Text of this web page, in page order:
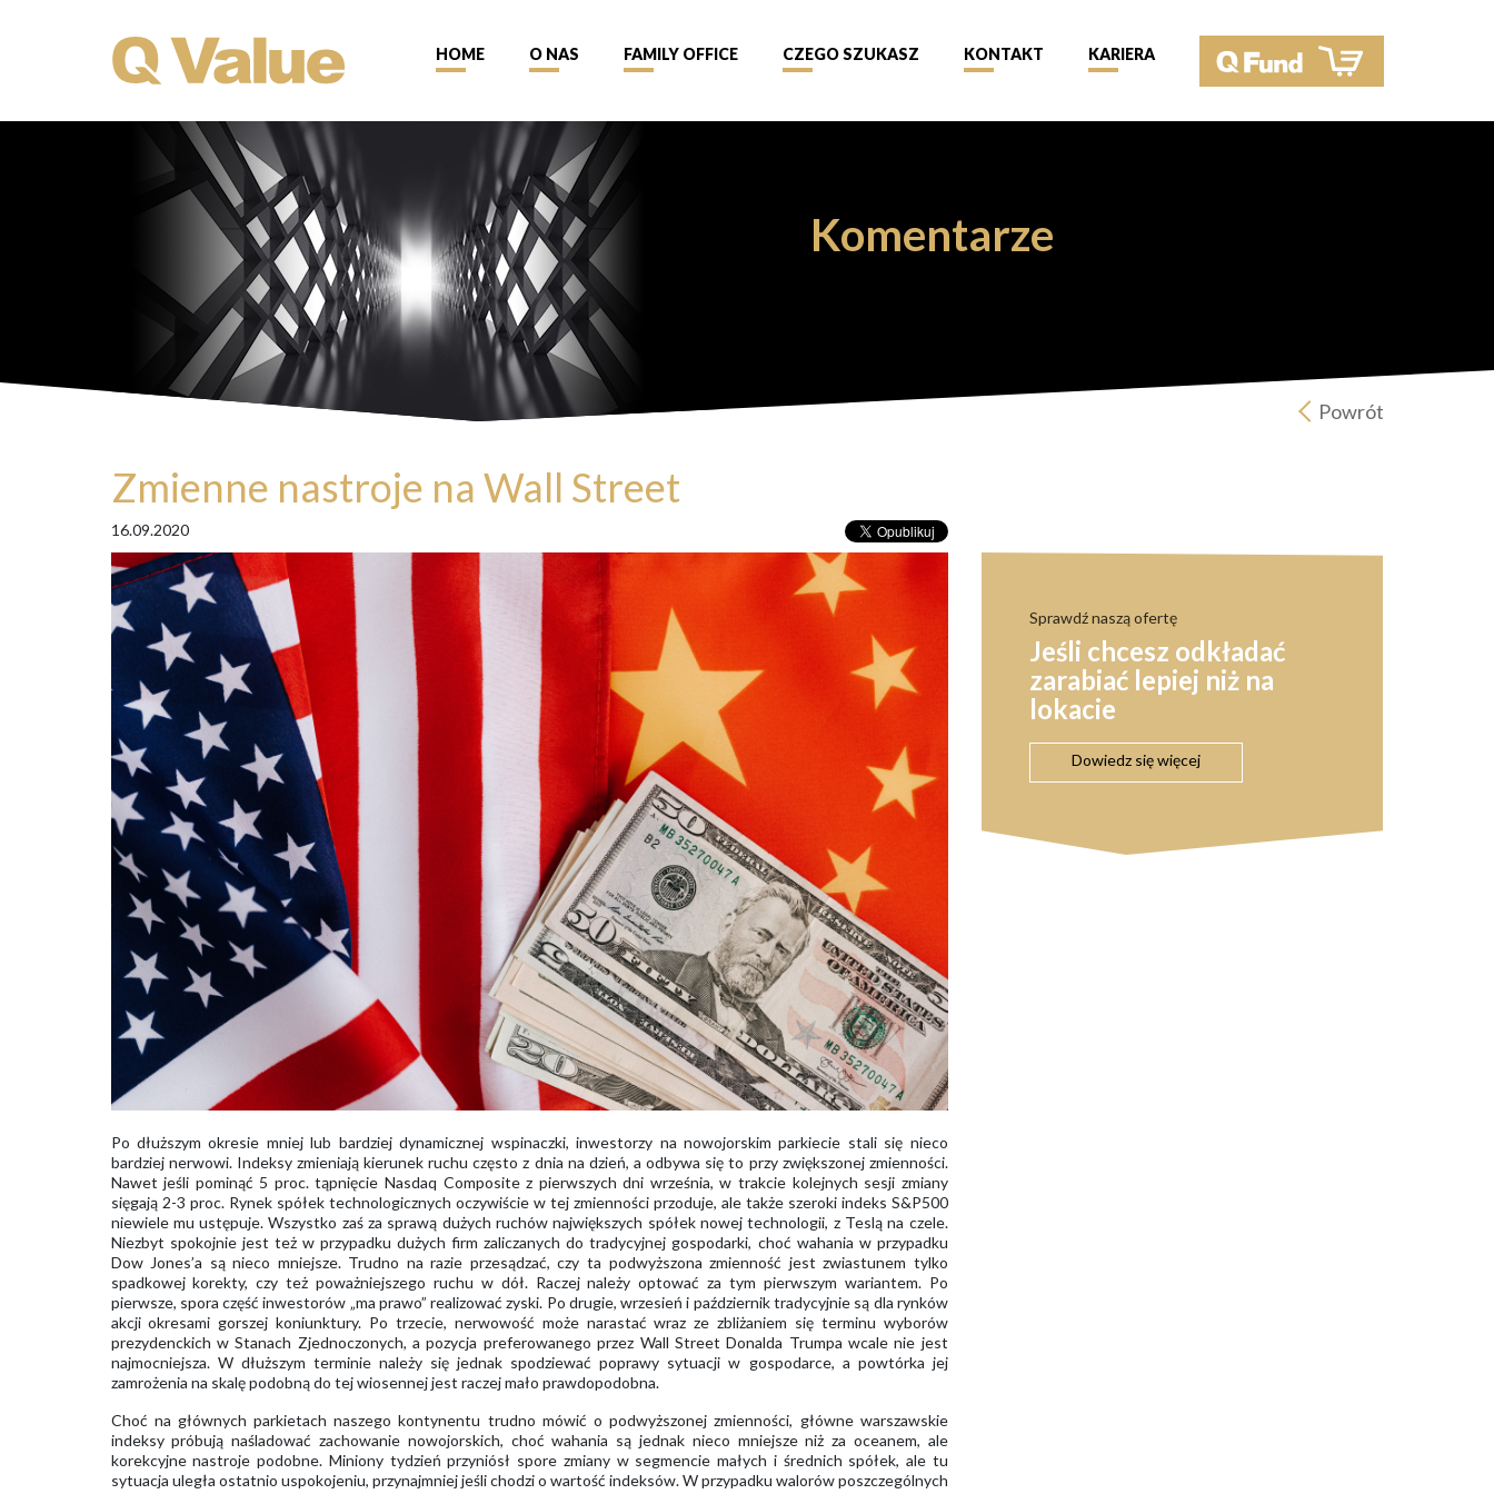
HOME O NAS FAMILY OFFICE CZEGO SZUKASZ KONTAKT KARIERA
Komentarze
Powrót
Zmienne nastroje na Wall Street
16.09.2020
Po dłuższym okresie mniej lub bardziej dynamicznej wspinaczki, inwestorzy na nowojorskim parkiecie stali się nieco
bardziej nerwowi. Indeksy zmieniają kierunek ruchu często z dnia na dzień, a odbywa się to przy zwiększonej zmienności.
Nawet jeśli pominąć 5 proc. tąpnięcie Nasdaq Composite z pierwszych dni września, w trakcie kolejnych sesji zmiany
sięgają 2-3 proc. Rynek spółek technologicznych oczywiście w tej zmienności przoduje, ale także szeroki indeks S&P500
niewiele mu ustępuje. Wszystko zaś za sprawą dużych ruchów największych spółek nowej technologii, z Teslą na czele.
Niezbyt spokojnie jest też w przypadku dużych firm zaliczanych do tradycyjnej gospodarki, choć wahania w przypadku
Dow Jones’a są nieco mniejsze. Trudno na razie przesądzać, czy ta podwyższona zmienność jest zwiastunem tylko
spadkowej korekty, czy też poważniejszego ruchu w dół. Raczej należy optować za tym pierwszym wariantem. Po
pierwsze, spora część inwestorów „ma prawo” realizować zyski. Po drugie, wrzesień i październik tradycyjnie są dla rynków
akcji okresami gorszej koniunktury. Po trzecie, nerwowość może narastać wraz ze zbliżaniem się terminu wyborów
prezydenckich w Stanach Zjednoczonych, a pozycja preferowanego przez Wall Street Donalda Trumpa wcale nie jest
najmocniejsza. W dłuższym terminie należy się jednak spodziewać poprawy sytuacji w gospodarce, a powtórka jej
zamrożenia na skalę podobną do tej wiosennej jest raczej mało prawdopodobna.
Choć na głównych parkietach naszego kontynentu trudno mówić o podwyższonej zmienności, główne warszawskie
indeksy próbują naśladować zachowanie nowojorskich, choć wahania są jednak nieco mniejsze niż za oceanem, ale
korekcyjne nastroje podobne. Miniony tydzień przyniósł spore zmiany w segmencie małych i średnich spółek, ale tu
sytuacja uległa ostatnio uspokojeniu, przynajmniej jeśli chodzi o wartość indeksów. W przypadku walorów poszczególnych
Sprawdź naszą ofertę
Jeśli chcesz odkładać
zarabiać lepiej niż na
lokacie
Dowiedz się więcej